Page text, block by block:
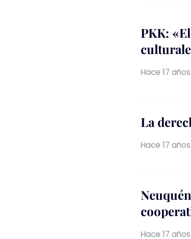
PKK:
Hace 17 años
La
Hace 17 años
Hace 17 años